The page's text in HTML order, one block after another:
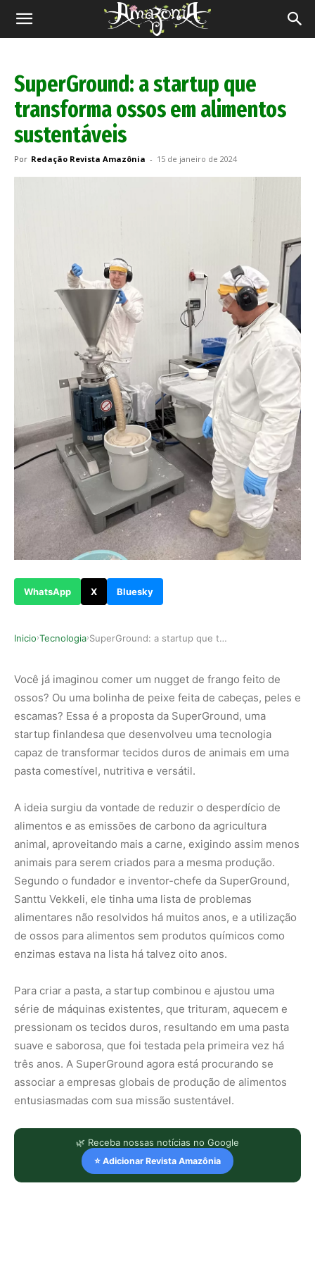
Revista
SuperGround: a startup que
transforma ossos em alimentos
sustentáveis
Por Redação Revista Amazônia - 15 de janeiro de 2024
WhatsApp X Bluesky
Inicio›Tecnologia› SuperGround: a startup que transforma ossos em …
Você já imaginou comer um nugget de frango feito de
ossos? Ou uma bolinha de peixe feita de cabeças, peles e
escamas? Essa é a proposta da SuperGround, uma
startup finlandesa que desenvolveu uma tecnologia
capaz de transformar tecidos duros de animais em uma
pasta comestível, nutritiva e versátil.
A ideia surgiu da vontade de reduzir o desperdício de
alimentos e as emissões de carbono da agricultura
animal, aproveitando mais a carne, exigindo assim menos
animais para serem criados para a mesma produção.
Segundo o fundador e inventor-chefe da SuperGround,
Santtu Vekkeli, ele tinha uma lista de problemas
alimentares não resolvidos há muitos anos, e a utilização
de ossos para alimentos sem produtos químicos como
enzimas estava na lista há talvez oito anos.
Para criar a pasta, a startup combinou e ajustou uma
série de máquinas existentes, que trituram, aquecem e
pressionam os tecidos duros, resultando em uma pasta
suave e saborosa, que foi testada pela primeira vez há
três anos. A SuperGround agora está procurando se
associar a empresas globais de produção de alimentos
entusiasmadas com sua missão sustentável.
🌿 Receba nossas notícias no Google
⭐ Adicionar Revista Amazônia